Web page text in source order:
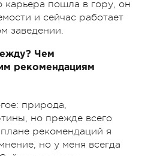
карьера пошла в гору, он
и сейчас работает
заведении.
Чем
рекомендациям
природа,
но прежде всего
рекомендаций я
но у меня всегда